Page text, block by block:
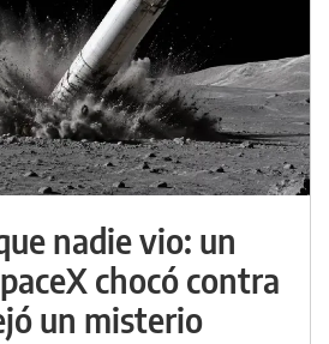
nadie vio: un
chocó contra
un misterio